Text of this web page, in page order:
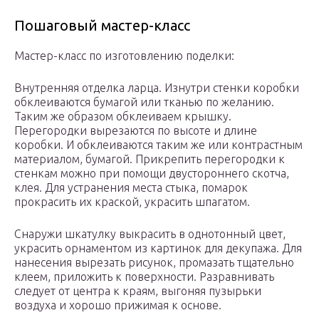
Пошаговый мастер-класс
Мастер-класс по изготовлению поделки:
Внутренняя отделка ларца. Изнутри стенки коробки
обклеиваются бумагой или тканью по желанию.
Таким же образом обклеиваем крышку.
Перегородки вырезаются по высоте и длине
коробки. И обклеиваются таким же или контрастным
материалом, бумагой. Прикрепить перегородки к
стенкам можно при помощи двустороннего скотча,
клея. Для устранения места стыка, помарок
прокрасить их краской, украсить шпагатом.
Снаружи шкатулку выкрасить в однотонный цвет,
украсить орнаментом из картинок для декупажа. Для
нанесения вырезать рисунок, промазать тщательно
клеем, приложить к поверхности. Разравнивать
следует от центра к краям, выгоняя пузырьки
воздуха и хорошо прижимая к основе.